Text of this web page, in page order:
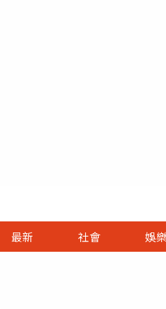
最新 社會 娛樂
娛樂首頁
即時
財經首頁
熱線
政